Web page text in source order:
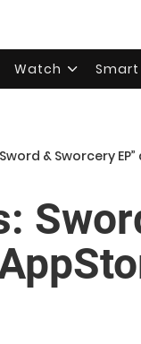
Watch Smart
& Sworcery